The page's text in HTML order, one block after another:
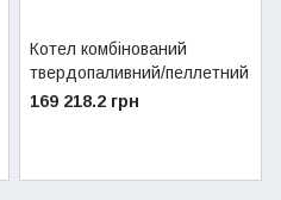
Котел комбінований
твердопаливний/пеллетний
Metal-Fach SEG BIO-14
169 218.2 грн